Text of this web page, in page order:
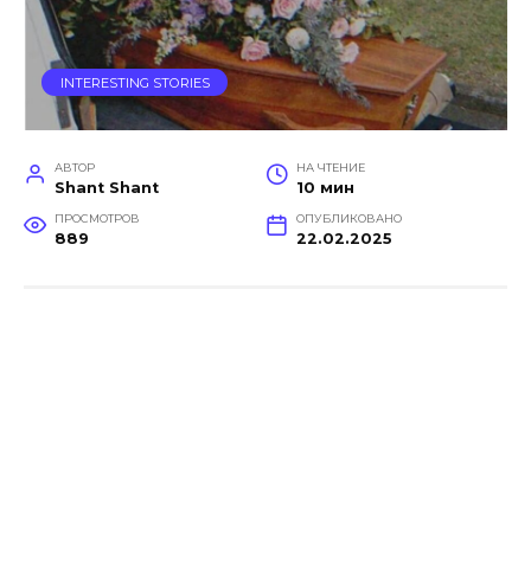
INTERESTING STORIES
АВТОР
Shant Shant
НА ЧТЕНИЕ
10 мин
ПРОСМОТРОВ
889
ОПУБЛИКОВАНО
22.02.2025